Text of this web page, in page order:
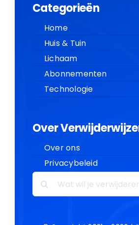
Categorieën
Home
Huis & Tuin
Lichaam
Abonnementen
Technologie
Over
Over ons
Privacybeleid
Zoeken
naar: